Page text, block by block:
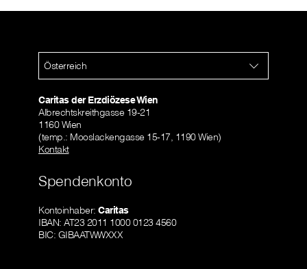
Österreich
Caritas der Erzdiözese Wien
Albrechtskreithgasse 19-21
1160 Wien
(temp.: Mooslackengasse 15-17, 1190 Wien)
Kontakt
Spendenkonto
Kontoinhaber: Caritas
IBAN: AT23 2011 1000 0123 4560
BIC: GIBAATWWXXX